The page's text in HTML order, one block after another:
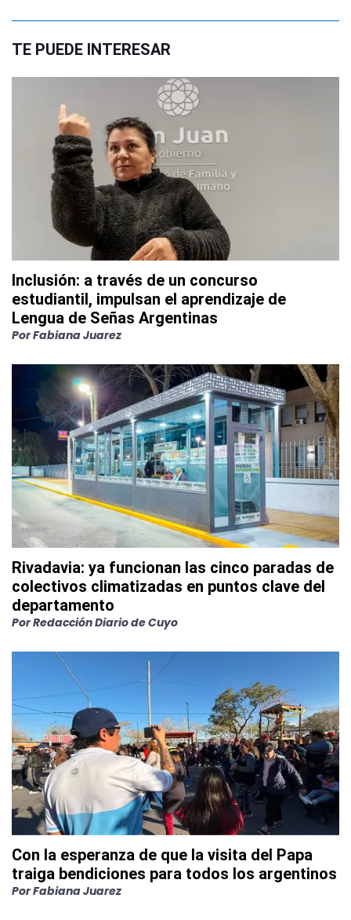
TE PUEDE INTERESAR
Inclusión: a través de un concurso
estudiantil, impulsan el aprendizaje de
Lengua de Señas Argentinas
PorFabiana Juarez
Rivadavia: ya funcionan las cinco paradas de
colectivos climatizadas en puntos clave del
departamento
PorRedacción Diario de Cuyo
Con la esperanza de que la visita del Papa
traiga bendiciones para todos los argentinos
PorFabiana Juarez